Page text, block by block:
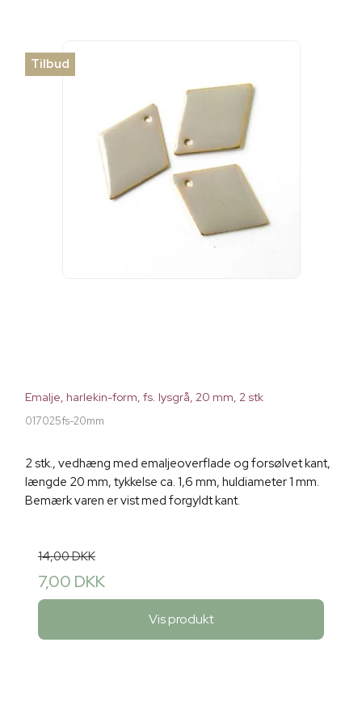
Tilbud
Emalje, harlekin-form, fs. lysgrå, 20 mm, 2 stk
017025fs-20mm
2 stk., vedhæng med emaljeoverflade og forsølvet kant,
længde 20 mm, tykkelse ca. 1,6 mm, huldiameter 1 mm.
Bemærk varen er vist med forgyldt kant.
14,00 DKK
7,00 DKK
Vis produkt